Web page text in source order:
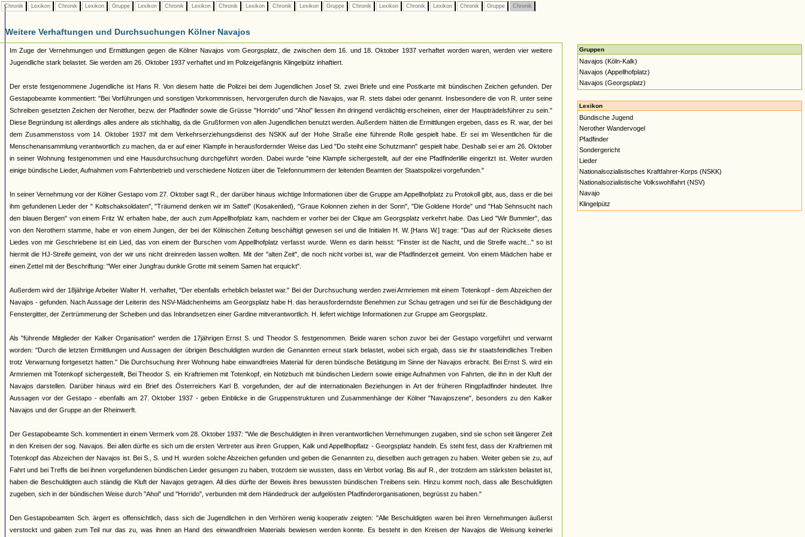
Chronik Lexikon Chronik Lexikon Gruppe Lexikon Chronik Lexikon Chronik Lexikon Chronik Lexikon Gruppe Chronik Lexikon Chronik Lexikon Chronik Gruppe Chronik
Weitere Verhaftungen und Durchsuchungen Kölner Navajos
Im Zuge der Vernehmungen und Ermittlungen gegen die Kölner Navajos vom Georgsplatz, die zwischen dem 16. und 18. Oktober 1937 verhaftet worden waren, werden vier weitere
Jugendliche stark belastet. Sie werden am 26. Oktober 1937 verhaftet und im Polizeigefängnis Klingelpütz inhaftiert.
Der erste festgenommene Jugendliche ist Hans R. Von diesem hatte die Polizei bei dem Jugendlichen Josef St. zwei Briefe und eine Postkarte mit bündischen Zeichen gefunden. Der
Gestapobeamte kommentiert: "Bei Vorführungen und sonstigen Vorkommnissen, hervorgerufen durch die Navajos, war R. stets dabei oder genannt. Insbesondere die von R. unter seine
Schreiben gesetzten Zeichen der Nerother, bezw. der Pfadfinder sowie die Grüsse "Horrido" und "Ahoi" liessen ihn dringend verdächtig erscheinen, einer der Haupträdelsführer zu sein."
Diese Begründung ist allerdings alles andere als stichhaltig, da die Grußformen von allen Jugendlichen benutzt werden. Außerdem hätten die Ermittlungen ergeben, dass es R. war, der bei
dem Zusammenstoss vom 14. Oktober 1937 mit dem Verkehrserziehungsdienst des NSKK auf der Hohe Straße eine führende Rolle gespielt habe. Er sei im Wesentlichen für die
Menschenansammlung verantwortlich zu machen, da er auf einer Klampfe in herausfordernder Weise das Lied "Do steiht eine Schutzmann" gespielt habe. Deshalb sei er am 26. Oktober
in seiner Wohnung festgenommen und eine Hausdurchsuchung durchgeführt worden. Dabei wurde "eine Klampfe sichergestellt, auf der eine Pfadfinderlilie eingeritzt ist. Weiter wurden
einige bündische Lieder, Aufnahmen vom Fahrtenbetrieb und verschiedene Notizen über die Telefonnummern der leitenden Beamten der Staatspolizei vorgefunden."
In seiner Vernehmung vor der Kölner Gestapo vom 27. Oktober sagt R., der darüber hinaus wichtige Informationen über die Gruppe am Appellhofplatz zu Protokoll gibt, aus, dass er die bei
ihm gefundenen Lieder der " Koltschaksoldaten", "Träumend denken wir im Sattel" (Kosakenlied), "Graue Kolonnen ziehen in der Sonn", "Die Goldene Horde" und "Hab Sehnsucht nach
den blauen Bergen" von einem Fritz W. erhalten habe, der auch zum Appellhofplatz kam, nachdem er vorher bei der Clique am Georgsplatz verkehrt habe. Das Lied "Wir Bummler", das
von den Nerothern stamme, habe er von einem Jungen, der bei der Kölnischen Zeitung beschäftigt gewesen sei und die Initialen H. W. [Hans W.] trage: "Das auf der Rückseite dieses
Liedes von mir Geschriebene ist ein Lied, das von einem der Burschen vom Appellhofplatz verfasst wurde. Wenn es darin heisst: "Finster ist die Nacht, und die Streife wacht..." so ist
hiermit die HJ-Streife gemeint, von der wir uns nicht dreinreden lassen wollten. Mit der "alten Zeit", die noch nicht vorbei ist, war die Pfadfinderzeit gemeint. Von einem Mädchen habe er
einen Zettel mit der Beschriftung: "Wer einer Jungfrau dunkle Grotte mit seinem Samen hat erquickt".
Außerdem wird der 18jährige Arbeiter Walter H. verhaftet, "Der ebenfalls erheblich belastet war." Bei der Durchsuchung werden zwei Armriemen mit einem Totenkopf - dem Abzeichen der
Navajos - gefunden. Nach Aussage der Leiterin des NSV-Mädchenheims am Georgsplatz habe H. das herausforderndste Benehmen zur Schau getragen und sei für die Beschädigung der
Fenstergitter, der Zertrümmerung der Scheiben und das Inbrandsetzen einer Gardine mitverantwortlich. H. liefert wichtige Informationen zur Gruppe am Georgsplatz.
Als "führende Mitglieder der Kalker Organisation" werden die 17jährigen Ernst S. und Theodor S. festgenommen. Beide waren schon zuvor bei der Gestapo vorgeführt und verwarnt
worden: "Durch die letzten Ermittlungen und Aussagen der übrigen Beschuldigten wurden die Genannten erneut stark belastet, wobei sich ergab, dass sie ihr staatsfeindliches Treiben
trotz Verwarnung fortgesetzt hatten." Die Durchsuchung ihrer Wohnung habe einwandfreies Material für deren bündische Betätigung im Sinne der Navajos erbracht. Bei Ernst S. wird ein
Armriemen mit Totenkopf sichergestellt, Bei Theodor S. ein Kraftriemen mit Totenkopf, ein Notizbuch mit bündischen Liedern sowie einige Aufnahmen von Fahrten, die ihn in der Kluft der
Navajos darstellen. Darüber hinaus wird ein Brief des Österreichers Karl B. vorgefunden, der auf die internationalen Beziehungen in Art der früheren Ringpfadfinder hindeutet. Ihre
Aussagen vor der Gestapo - ebenfalls am 27. Oktober 1937 - geben Einblicke in die Gruppenstrukturen und Zusammenhänge der Kölner "Navajoszene", besonders zu den Kalker
Navajos und der Gruppe an der Rheinwerft.
Der Gestapobeamte Sch. kommentiert in einem Vermerk vom 28. Oktober 1937: "Wie die Beschuldigten in ihren verantwortlichen Vernehmungen zugaben, sind sie schon seit längerer Zeit
in den Kreisen der sog. Navajos. Bei allen dürfte es sich um die ersten Vertreter aus ihren Gruppen, Kalk und Appellhopflatz - Georgsplatz handeln. Es steht fest, dass der Kraftriemen mit
Totenkopf das Abzeichen der Navajos ist. Bei S., S. und H. wurden solche Abzeichen gefunden und geben die Genannten zu, dieselben auch getragen zu haben. Weiter geben sie zu, auf
Fahrt und bei Treffs die bei ihnen vorgefundenen bündischen Lieder gesungen zu haben, trotzdem sie wussten, dass ein Verbot vorlag. Bis auf R., der trotzdem am stärksten belastet ist,
haben die Beschuldigten auch ständig die Kluft der Navajos getragen. All dies dürfte der Beweis ihres bewussten bündischen Treibens sein. Hinzu kommt noch, dass alle Beschuldigten
zugeben, sich in der bündischen Weise durch "Ahoi" und "Horrido", verbunden mit dem Händedruck der aufgelösten Pfadfinderorganisationen, begrüsst zu haben."
Den Gestapobeamten Sch. ärgert es offensichtlich, dass sich die Jugendlichen in den Verhören wenig kooperativ zeigten: "Alle Beschuldigten waren bei ihren Vernehmungen äußerst
verstockt und gaben zum Teil nur das zu, was ihnen an Hand des einwandfreien Materials bewiesen werden konnte. Es besteht in den Kreisen der Navajos die Weisung keinerlei
Gruppen
Navajos (Köln-Kalk)
Navajos (Appellhofplatz)
Navajos (Georgsplatz)
Lexikon
Bündische Jugend
Nerother Wandervogel
Pfadfinder
Sondergericht
Lieder
Nationalsozialistisches Kraftfahrer-Korps (NSKK)
Nationalsozialistische Volkswohlfahrt (NSV)
Navajo
Klingelpütz